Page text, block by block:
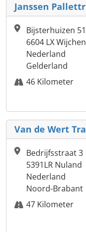
Janssen
Bijsterhuizen
6604 LX Wijchen
Nederland
Gelderland
46 Kilometer
Van de Wert
Bedrijfsstraat 3
5391LR Nuland
Nederland
Noord-Brabant
47 Kilometer